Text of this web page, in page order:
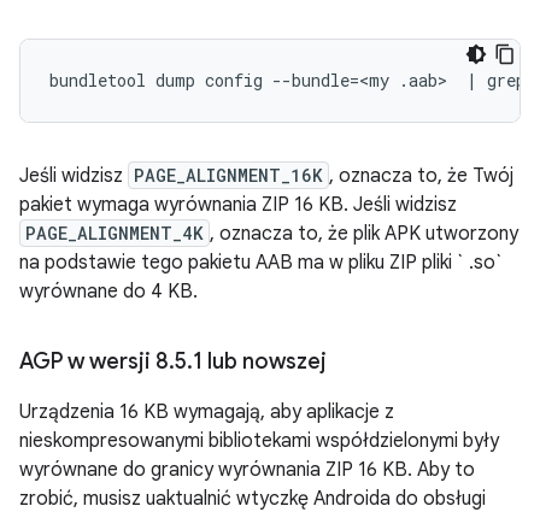
bundletool dump config --bundle=<my .aab> | grep
Jeśli widzisz PAGE_ALIGNMENT_16K , oznacza to, że Twój
pakiet wymaga wyrównania ZIP 16 KB. Jeśli widzisz
PAGE_ALIGNMENT_4K , oznacza to, że plik APK utworzony
na podstawie tego pakietu AAB ma w pliku ZIP pliki ` .so`
wyrównane do 4 KB.
AGP w wersji 8.5.1 lub nowszej
Urządzenia 16 KB wymagają, aby aplikacje z
nieskompresowanymi bibliotekami współdzielonymi były
wyrównane do granicy wyrównania ZIP 16 KB. Aby to
zrobić, musisz uaktualnić wtyczkę Androida do obsługi